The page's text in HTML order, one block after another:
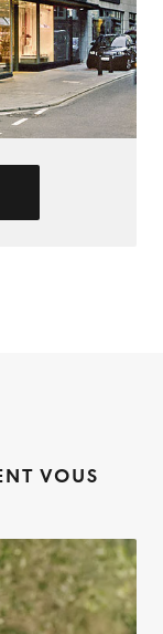
VOUS